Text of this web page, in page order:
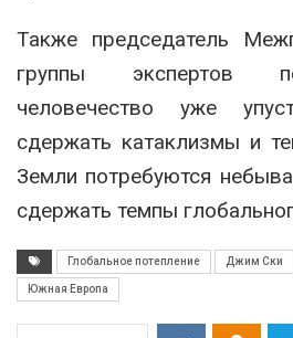
Также председатель
группы экспертов
человечество уже
сдержать катаклизмы и
Земли потребуются
сдержать темпы
Глобальное потепление Джим Ски
Южная Европа